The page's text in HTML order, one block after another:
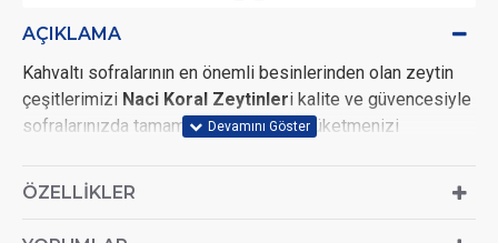
AÇIKLAMA
Kahvaltı sofralarının en önemli besinlerinden olan zeytin
çeşitlerimizi Naci Koral Zeytinleri kalite ve güvencesiyle
sofralarınızda tamamen doğal olarak tüketmenizi
geleneksel bıçakla çizme yöntemi ile çiziyoruz.
ÖZELLIKLER